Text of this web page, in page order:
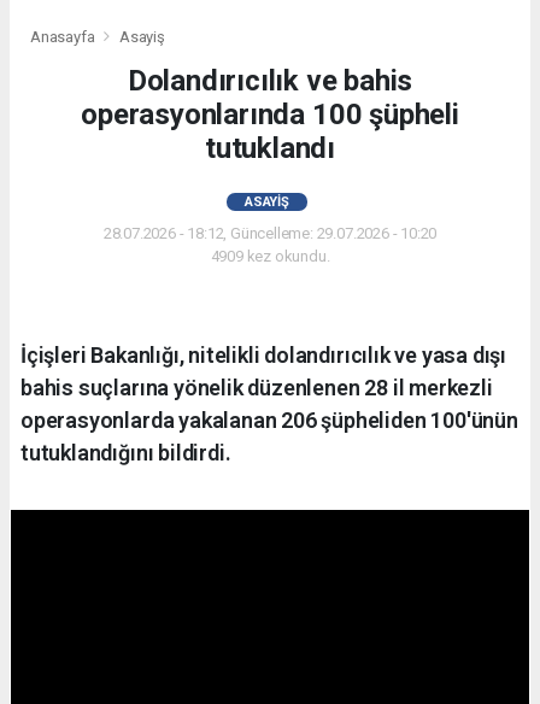
Anasayfa Asayiş
Dolandırıcılık ve bahis
operasyonlarında 100 şüpheli
tutuklandı
ASAYIŞ
28.07.2026 - 18:12, Güncelleme: 29.07.2026 - 10:20
4909 kez okundu.
İçişleri Bakanlığı, nitelikli dolandırıcılık ve yasa dışı
bahis suçlarına yönelik düzenlenen 28 il merkezli
operasyonlarda yakalanan 206 şüpheliden 100'ünün
tutuklandığını bildirdi.